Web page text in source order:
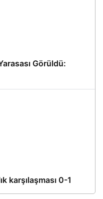
Görüldü:
karşılaşması 0-1